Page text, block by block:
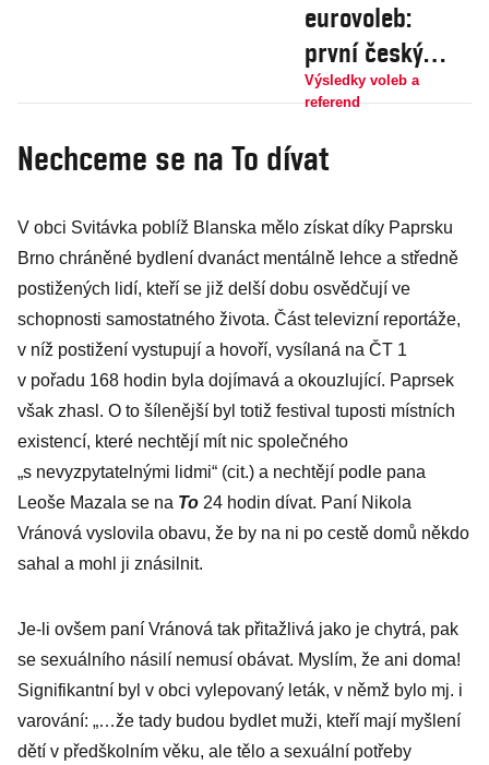
eurovoleb:
první český
celoevropský
i mladé pušky a
Rath
Výsledky voleb a
referend
Nechceme se na To dívat
V obci Svitávka poblíž Blanska mělo získat díky Paprsku
Brno chráněné bydlení dvanáct mentálně lehce a středně
postižených lidí, kteří se již delší dobu osvědčují ve
schopnosti samostatného života. Část televizní reportáže,
v níž postižení vystupují a hovoří, vysílaná na ČT 1
v pořadu 168 hodin byla dojímavá a okouzlující. Paprsek
však zhasl. O to šílenější byl totiž festival tuposti místních
existencí, které nechtějí mít nic společného
„s nevyzpytatelnými lidmi“ (cit.) a nechtějí podle pana
Leoše Mazala se na To 24 hodin dívat. Paní Nikola
Vránová vyslovila obavu, že by na ni po cestě domů někdo
sahal a mohl ji znásilnit.
Je-li ovšem paní Vránová tak přitažlivá jako je chytrá, pak
se sexuálního násilí nemusí obávat. Myslím, že ani doma!
Signifikantní byl v obci vylepovaný leták, v němž bylo mj. i
varování: „…že tady budou bydlet muži, kteří mají myšlení
dětí v předškolním věku, ale tělo a sexuální potřeby